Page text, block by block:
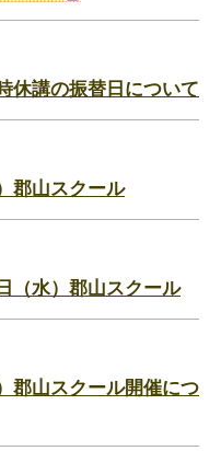
休講の振替日について
郡山スクール
（水）郡山スクール
郡山スクール開催につ